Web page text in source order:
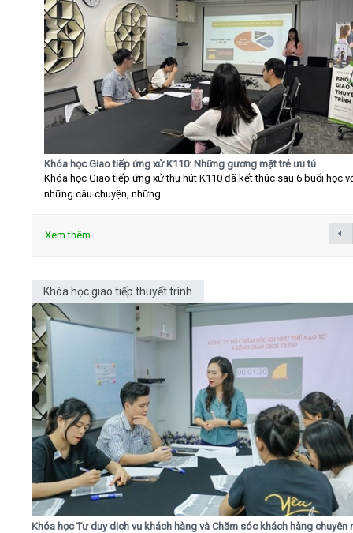
Khóa học Giao tiếp ứng xử K110: Những gương mặt trẻ ưu tú
Khóa học Giao tiếp ứng xử thu hút K110 đã kết thúc sau 6 buổi học
những câu chuyện, những...
Xem thêm
Khóa học giao tiếp thuyết trình
Khóa học Tư duy dịch vụ khách hàng và Chăm sóc khách hàng chuyên